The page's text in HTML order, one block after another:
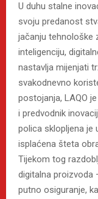
U duhu stalne
svoju predanost
jačanju tehnološke
inteligenciju,
nastavlja mijenjati
svakodnevno
postojanja, LAQO
i predvodnik
polica sklopljena je
isplaćena šteta
Tijekom tog
digitalna proizvoda
putno osiguranje,